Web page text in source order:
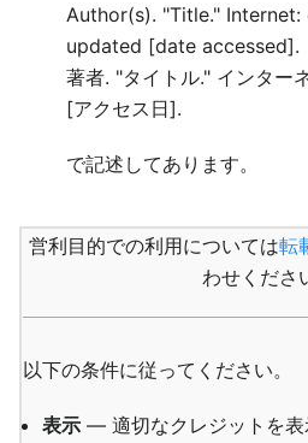
Author(s). "Title."
updated [date accessed].
著者. "タイトル." インター
[アクセス日].
で記述してあります。
営利目的での利用については転
わせくださ
以下の条件に従ってください。
表示 — 適切なクレジットを